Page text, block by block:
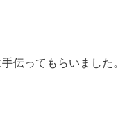
伝ってもらいました。